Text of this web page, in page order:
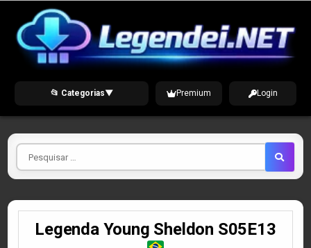
content
📂 Categorias▼ Premium Login
Pesquisar
por
Legenda Young Sheldon S05E13